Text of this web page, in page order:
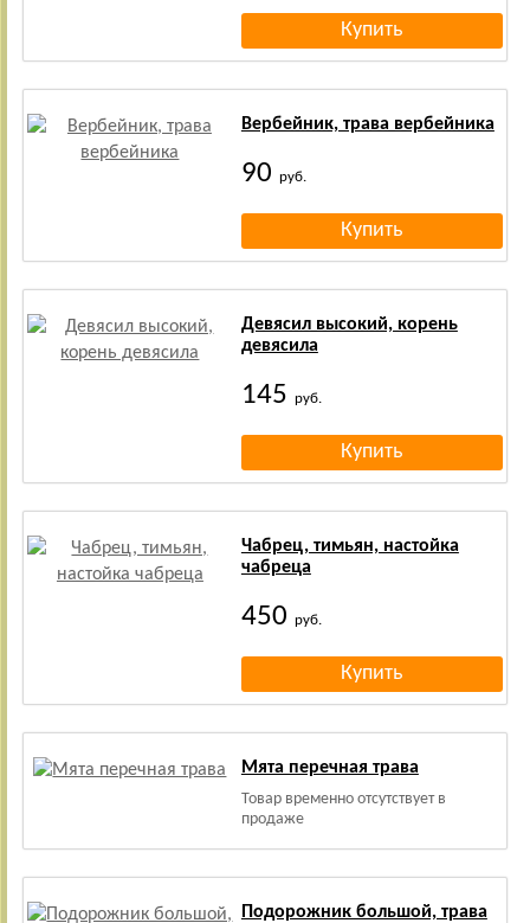
Вербейник, трава вербейника
90 руб.
Девясил высокий, корень
девясила
145 руб.
Чабрец, тимьян, настойка
чабреца
450 руб.
Мята перечная трава
Товар временно отсутствует в
продаже
Подорожник большой, трава